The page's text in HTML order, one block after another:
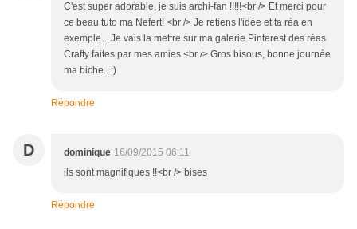
C'est super adorable, je suis archi-fan !!!!!<br /> Et merci pour
ce beau tuto ma Nefert! <br /> Je retiens l'idée et ta réa en
exemple... Je vais la mettre sur ma galerie Pinterest des réas
Crafty faites par mes amies.<br /> Gros bisous, bonne journée
ma biche.. :)
Répondre
D dominique 16/09/2015 06:11
ils sont magnifiques !!<br /> bises
Répondre